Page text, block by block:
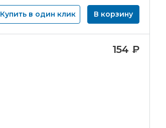
Купить в один клик В корзину
154 ₽